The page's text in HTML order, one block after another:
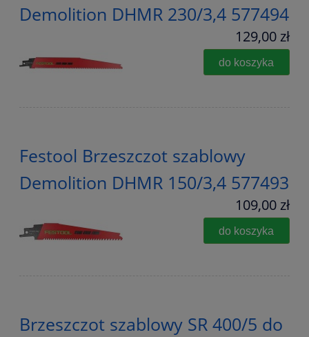
Demolition DHMR 230/3,4 577494
129,00 zł
do koszyka
Festool Brzeszczot szablowy
Demolition DHMR 150/3,4 577493
109,00 zł
do koszyka
Brzeszczot szablowy SR 400/5 do